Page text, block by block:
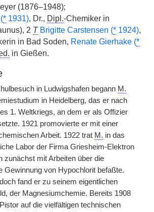
(1876–1948);
* 1931), Dr., Dipl.-Chemiker in
2 T Brigitte Carstensen (* 1924),
in Bad Soden, Renate Gierhake (*
in Gießen.
in Ludwigshafen begann M.
in Heidelberg, das er nach
1. Weltkriegs, an dem er als Offizier
1921 promovierte er mit einer
Arbeit. 1922 trat M. in das
Labor der Firma Griesheim-Elektron
zunächst mit Arbeiten über die
Gewinnung von Hypochlorit befaßte.
fand er zu seinem eigentlichen
der Magnesiumchemie. Bereits 1908
auf die vielfältigen technischen